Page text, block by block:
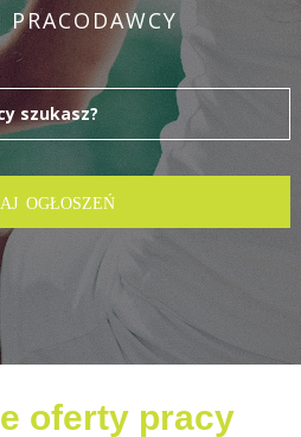
PRACODAWCY
oferty pracy